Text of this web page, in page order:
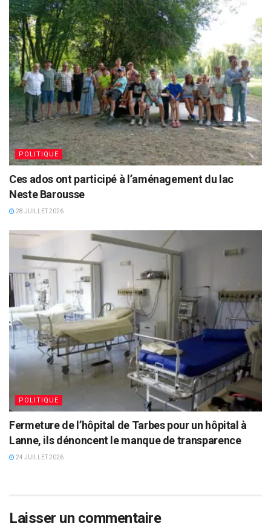
POLITIQUE
Ces ados ont participé à l’aménagement du lac
Neste Barousse
28 JUILLET 2026
POLITIQUE
Fermeture de l’hôpital de Tarbes pour un hôpital à
Lanne, ils dénoncent le manque de transparence
24 JUILLET 2026
Laisser un commentaire